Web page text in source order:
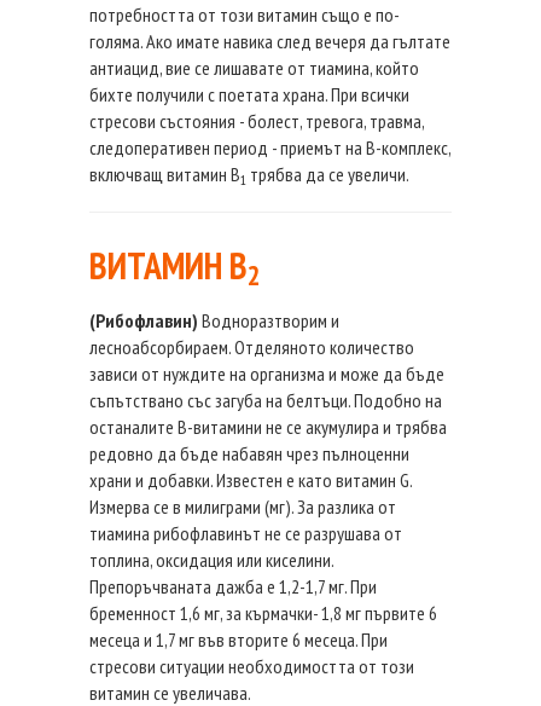
потребността от този витамин също е по-
голяма. Ако имате навика след вечеря да гълтате
антиацид, вие се лишавате от тиамина, който
бихте получили с поетата храна. При всички
стресови състояния - болест, тревога, травма,
следоперативен период - приемът на В-комплекс,
включващ витамин В1 трябва да се увеличи.
ВИТАМИН B2
(Рибофлавин) Водноразтворим и
лесноабсорбираем. Отделяното количество
зависи от нуждите на организма и може да бъде
съпътствано със загуба на белтъци. Подобно на
останалите В-витамини не се акумулира и трябва
редовно да бъде набавян чрез пълноценни
храни и добавки. Известен е като витамин G.
Измерва се в милиграми (мг). За разлика от
тиамина рибофлавинът не се разрушава от
топлина, оксидация или киселини.
Препоръчваната дажба е 1,2-1,7 мг. При
бременност 1,6 мг, за кърмачки- 1,8 мг първите 6
месеца и 1,7 мг във вторите 6 месеца. При
стресови ситуации необходимостта от този
витамин се увеличава.